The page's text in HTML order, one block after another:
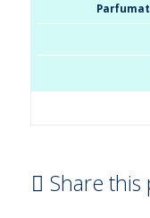
Parfumat
Share this